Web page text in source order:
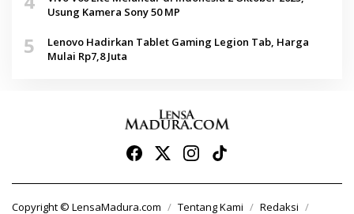
Usung Kamera Sony 50 MP
5
Lenovo Hadirkan Tablet Gaming Legion Tab, Harga
Mulai Rp7,8 Juta
Copyright © LensaMadura.com Tentang Kami
Redaksi